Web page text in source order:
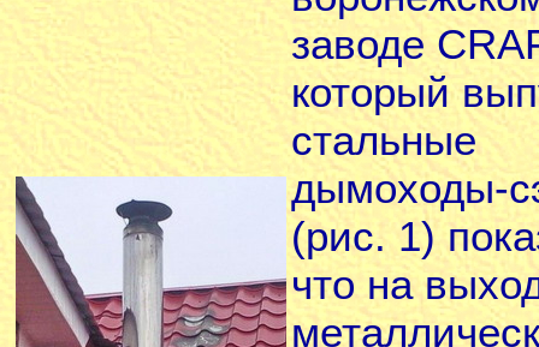
заводе
который
стальные
дымоходы-
(рис. 1)
что на